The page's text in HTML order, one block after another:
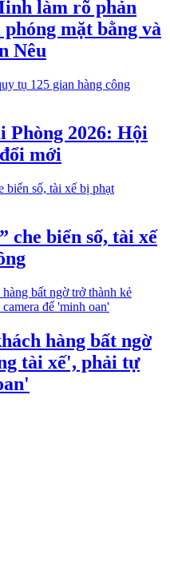
làm rõ phản
mặt bằng và
Nêu
Phòng 2026: Hội
mới
che biển số, tài xế
hàng bất ngờ
tài xế', phải tự